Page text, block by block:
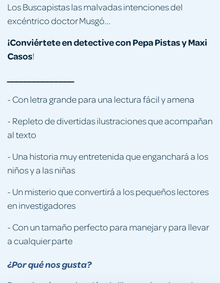
Los Buscapistas las malvadas intenciones del
excéntrico doctor Musgó...
¡Conviértete en detective con Pepa Pistas y Maxi
Casos!
- Con letra grande para una lectura fácil y amena
- Repleto de divertidas ilustraciones que acompañan
al texto
- Una historia muy entretenida que enganchará a los
niños y a las niñas
- Un misterio que convertirá a los pequeños lectores
en investigadores
- Con un tamaño perfecto para manejar y para llevar
a cualquier parte
¿Por qué nos gusta?